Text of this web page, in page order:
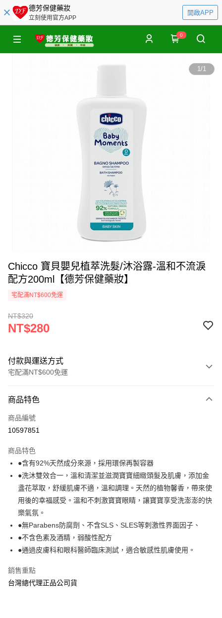
德芳保健藥妝
立刻使用官方APP
開啟APP
0
1/1
Chicco 寶貝嬰兒植萃洗髮/沐浴露-溫和不流淚
配方200ml【德芳保健藥妝】
宅配滿NT$600免運
NT$320
NT$280
付款與運送方式
宅配滿NT$600免運
信用卡一次付款
運送方式
宅配
每筆NT$80，滿NT$600(含以上)免運費
付款後門市自取
免運費
商品特色
商品編號
10597851
商品特色
●含有92%天然成分來源，採用環保再製容器
●洗沐雙效合一，溫和清潔並滋潤寶寶細緻頭髮及肌膚，添加金
盞花萃取，舒緩肌膚不適，溫和調理。天然的植物馨香，帶來使
用後的幸福感受。溫和不刺激寶寶眼睛，讓寶寶享受洗澎澎的快
樂氣氛。
●無Parabens防腐劑、不含SLS、SLES等刺激性界面因子、
●不含色素及酒精，弱酸性配方
●通過皮膚科和眼科醫師臨床測試，適合敏感性肌膚使用。
銷售重點
台灣總代理正品公司貨